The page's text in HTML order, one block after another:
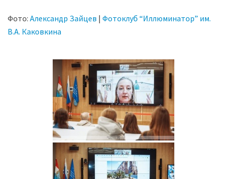
Фото: Александр Зайцев | Фотоклуб “Иллюминатор” им.
В.А. Каковкина